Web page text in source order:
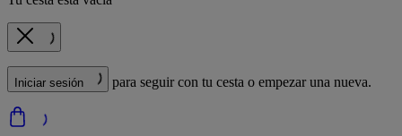
Iniciar sesión para seguir con tu cesta o empezar una nueva.